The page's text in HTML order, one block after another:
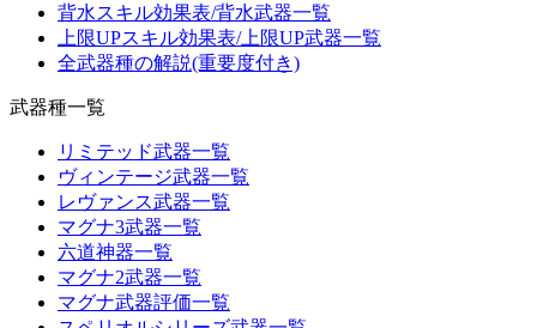
背水スキル効果表/背水武器一覧
上限UPスキル効果表/上限UP武器一覧
全武器種の解説(重要度付き)
武器種一覧
リミテッド武器一覧
ヴィンテージ武器一覧
レヴァンス武器一覧
マグナ3武器一覧
六道神器一覧
マグナ2武器一覧
マグナ武器評価一覧